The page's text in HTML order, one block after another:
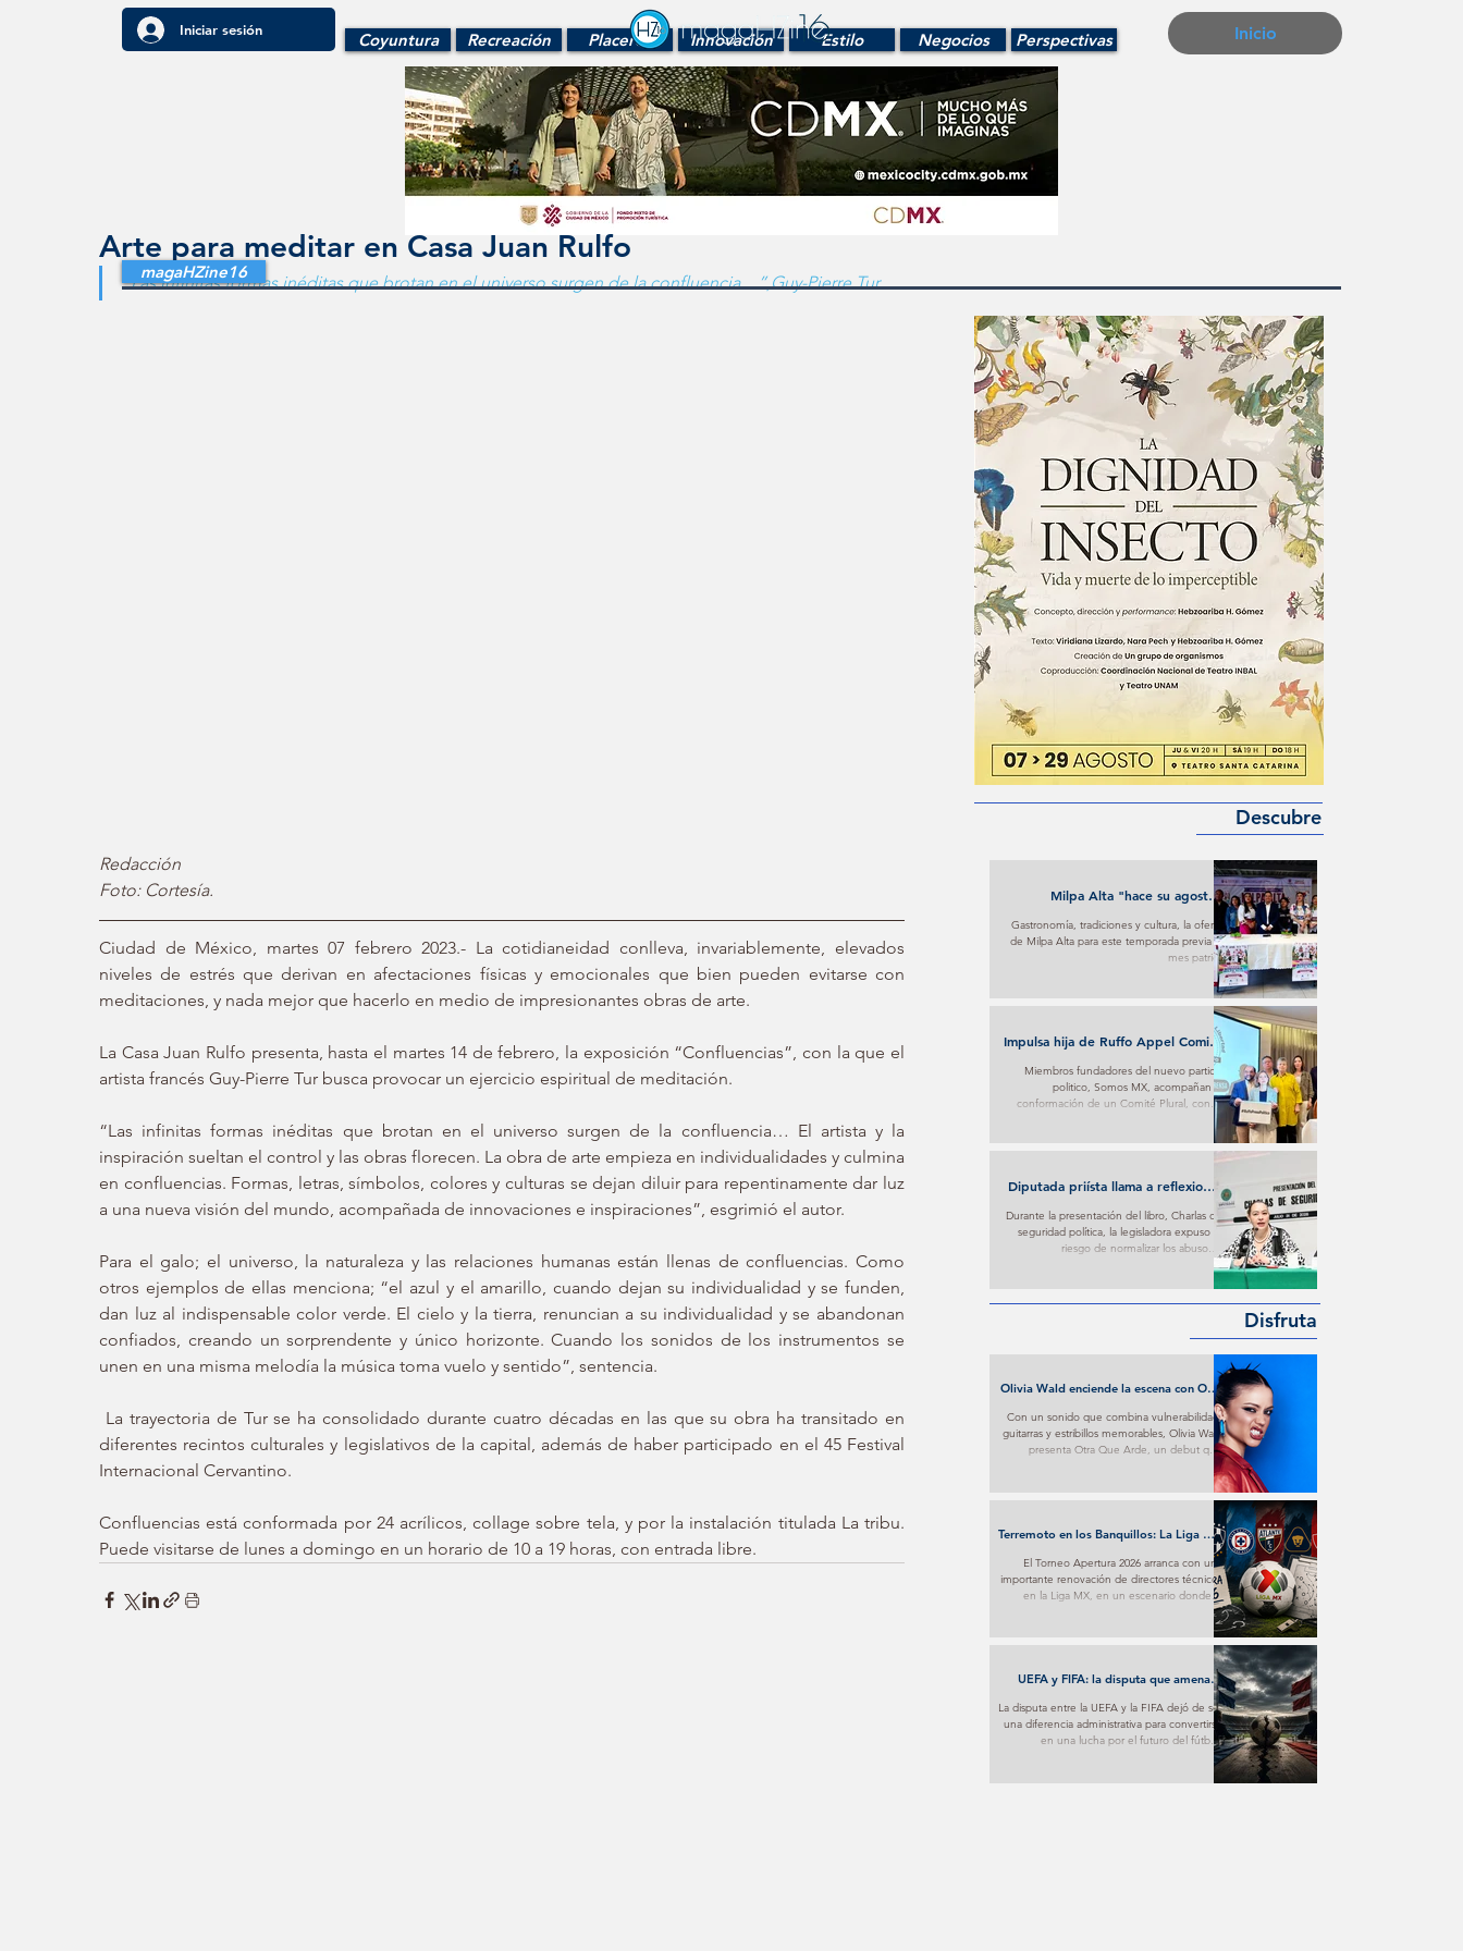
Iniciar sesión Coyuntura Recreación Placeres Innovación Estilo Negocios Perspectivas Inicio
Arte para meditar en Casa Juan Rulfo
“Las infinitas formas inéditas que brotan en el universo surgen de la confluencia…”,Guy-Pierre Tur.
Redacción
Foto: Cortesía.
Ciudad de México, martes 07 febrero 2023.- La cotidianeidad conlleva, invariablemente, elevados
niveles de estrés que derivan en afectaciones físicas y emocionales que bien pueden evitarse con
meditaciones, y nada mejor que hacerlo en medio de impresionantes obras de arte.
La Casa Juan Rulfo presenta, hasta el martes 14 de febrero, la exposición “Confluencias”, con la que el
artista francés Guy-Pierre Tur busca provocar un ejercicio espiritual de meditación.
“Las infinitas formas inéditas que brotan en el universo surgen de la confluencia… El artista y la
inspiración sueltan el control y las obras florecen. La obra de arte empieza en individualidades y culmina
en confluencias. Formas, letras, símbolos, colores y culturas se dejan diluir para repentinamente dar luz
a una nueva visión del mundo, acompañada de innovaciones e inspiraciones”, esgrimió el autor.
Para el galo; el universo, la naturaleza y las relaciones humanas están llenas de confluencias. Como
otros ejemplos de ellas menciona; “el azul y el amarillo, cuando dejan su individualidad y se funden,
dan luz al indispensable color verde. El cielo y la tierra, renuncian a su individualidad y se abandonan
confiados, creando un sorprendente y único horizonte. Cuando los sonidos de los instrumentos se
unen en una misma melodía la música toma vuelo y sentido”, sentencia.
diferentes recintos culturales y legislativos de la capital, además de haber participado en el 45 Festival
Internacional Cervantino.
Confluencias está conformada por 24 acrílicos, collage sobre tela, y por la instalación titulada La tribu.
Puede visitarse de lunes a domingo en un horario de 10 a 19 horas, con entrada libre.
magaHZine16
Milpa Alta "hace su agosto"
Gastronomía, tradiciones y cultura, la oferta
de Milpa Alta para este temporada previa al
mes patrio.
Impulsa hija de Ruffo Appel Comité
en su defensa con respaldo de
fundadores de Somos MX
Miembros fundadores del nuevo partido
politico, Somos MX, acompañan la
conformación de un Comité Plural, con el
que buscan ejercer presión para conseguir
trato digno contra lo que consideran materia
de persecución.
Diputada priísta llama a reflexionar
sobre imposiciones oficialistas
Durante la presentación del libro, Charlas de
seguridad política, la legisladora expuso el
riesgo de normalizar los abusos e
imposiciones oficialistas.
Disfruta
Olivia Wald enciende la escena con Otra
Que Arde: El desamor Pop al más puro
estilo de la narrativa estadounidense
Con un sonido que combina vulnerabilidad,
guitarras y estribillos memorables, Olivia Wald
presenta Otra Que Arde, un debut que
transforma el desamor en una poderosa
experiencia pop y marca un nuevo paso en
su proyección internacional.
Terremoto en los Banquillos: La Liga MX
Reinventa sus Liderazgos para el
Apertura 2026
El Torneo Apertura 2026 arranca con una
importante renovación de directores técnicos
en la Liga MX, en un escenario donde la
estrategia y los nuevos proyectos buscarán
marcar la diferencia desde la primera jornada.
UEFA y FIFA: la disputa que amenaza
con fracturar al fútbol mundial
La disputa entre la UEFA y la FIFA dejó de ser
una diferencia administrativa para convertirse
en una lucha por el futuro del fútbol.
Mientras una apuesta por nuevos modelos
Descubre